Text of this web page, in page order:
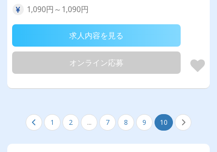
1,090円～1,090円
求人内容を見る
オンライン応募
1 2 ... 7 8 9 10